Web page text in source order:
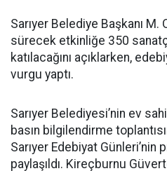
Sarıyer Belediye Başkanı
sürecek etkinliğe 350
katılacağını açıklarken,
vurgu yaptı.
Sarıyer Belediyesi’nin ev
basın bilgilendirme
Sarıyer Edebiyat Günleri’nin
paylaşıldı. Kireçburnu